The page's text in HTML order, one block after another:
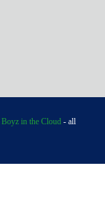
Boyz in the Cloud- all